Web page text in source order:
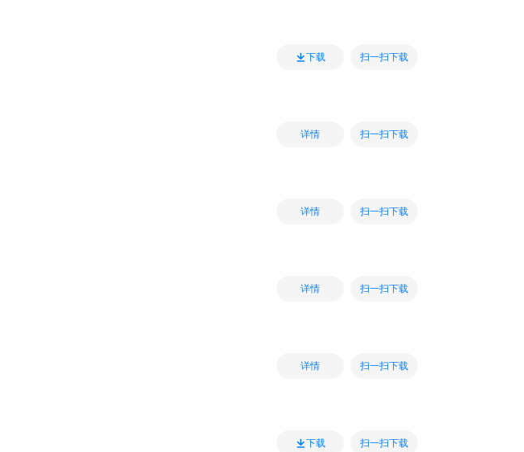
下载 扫一扫下载
详情 扫一扫下载
详情 扫一扫下载
详情 扫一扫下载
详情 扫一扫下载
下载 扫一扫下载